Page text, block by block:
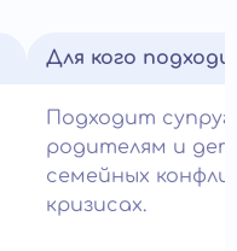
Для кого
Подходит
родителям и
семейных
кризисах.